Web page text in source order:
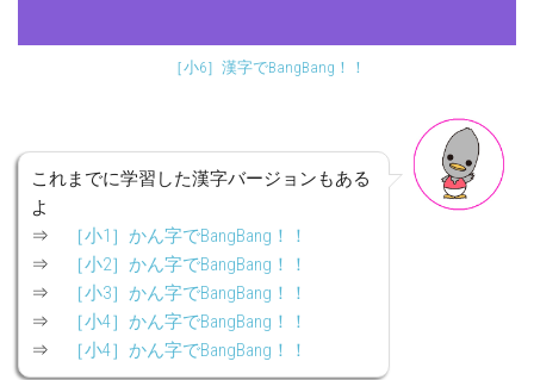
［小6］漢字でBangBang！！
これまでに学習した漢字バージョンもある
よ
⇒
［小1］かん字でBangBang！！
⇒
［小2］かん字でBangBang！！
⇒
［小3］かん字でBangBang！！
⇒
［小4］かん字でBangBang！！
⇒
［小4］かん字でBangBang！！